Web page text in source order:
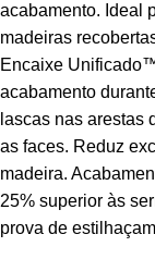
acabamento. Ideal
madeiras
Encaixe
acabamento
lascas nas arestas
as faces. Reduz
madeira.
25% superior às
prova de